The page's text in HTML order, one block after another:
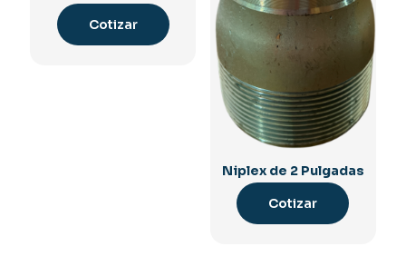
Cotizar
Niplex de 2 Pulgadas
Cotizar